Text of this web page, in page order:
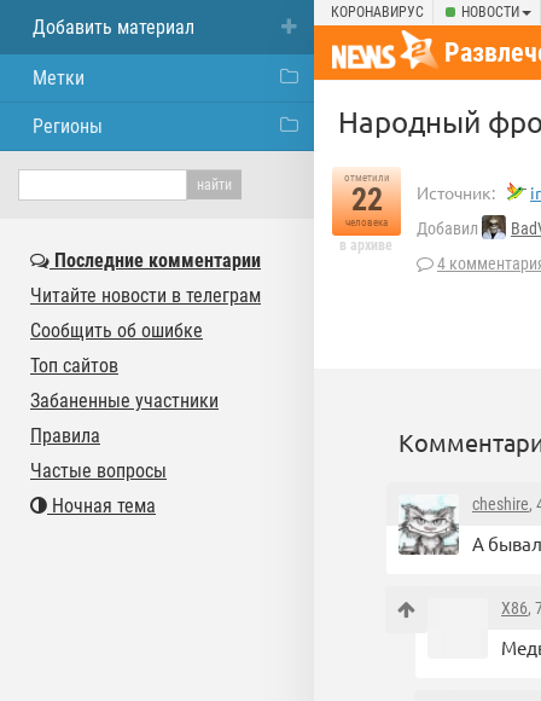
КОРОНАВИРУС НОВОСТИ
Народный
отметили
22
человека
в архиве
Источник:
Добавил
4
cheshire,
А
X86,
Добавить материал
Метки
Регионы
Последние комментарии
Читайте новости в телеграм
Сообщить об ошибке
Топ сайтов
Забаненные участники
Правила
Частые вопросы
Ночная тема